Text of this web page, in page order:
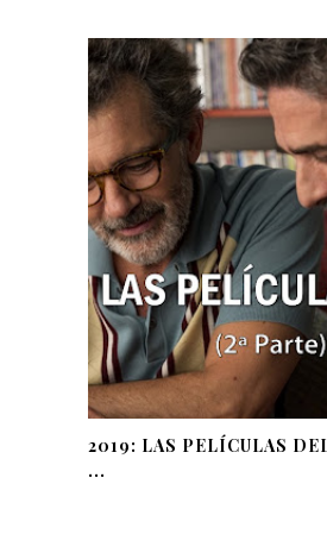
2019: LAS PELÍCULAS
...